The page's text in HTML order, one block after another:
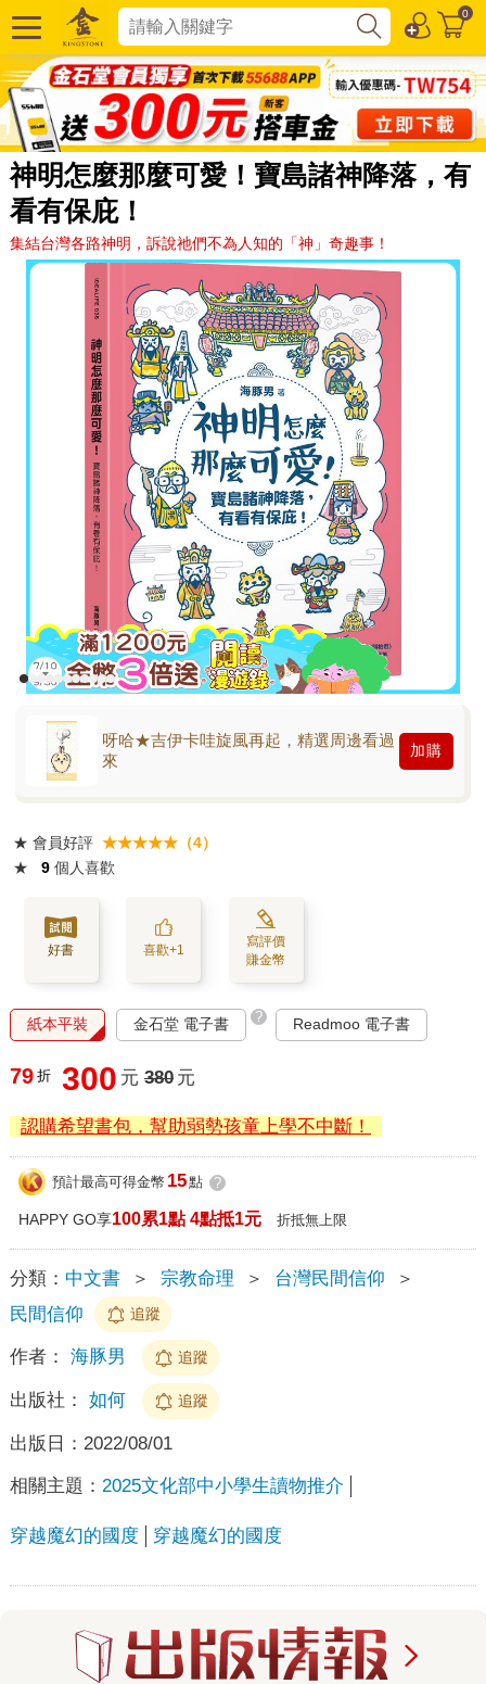
0
神明怎麼那麼可愛！寶島諸神降落，有
看有保庇！
集結台灣各路神明，訴說祂們不為人知的「神」奇趣事！
呀哈★吉伊卡哇旋風再起，精選周邊看過
來
加購
★ 會員好評 ★★★★★（4）
★
9 個人喜歡
好書 喜歡+1
寫評價
賺金幣
紙本平裝 金石堂 電子書 ? Readmoo 電子書
79 折 300 元 380 元
認購希望書包，幫助弱勢孩童上學不中斷！
預計最高可得金幣 15點 ?
HAPPY GO享100累1點 4點抵1元 折抵無上限
分類： 中文書 ＞ 宗教命理 ＞ 台灣民間信仰
＞
民間信仰
追蹤
作者： 海豚男 追蹤
出版社： 如何 追蹤
出版日： 2022/08/01
相關主題： 2025文化部中小學生讀物推介
穿越魔幻的國度 穿越魔幻的國度